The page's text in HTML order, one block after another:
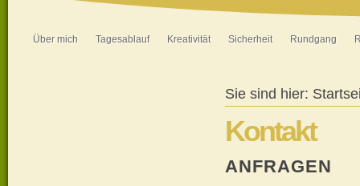
Über mich Tagesablauf Kreativität Sicherheit Rundgang
Sie sind hier:
Kontakt
ANFRAGEN